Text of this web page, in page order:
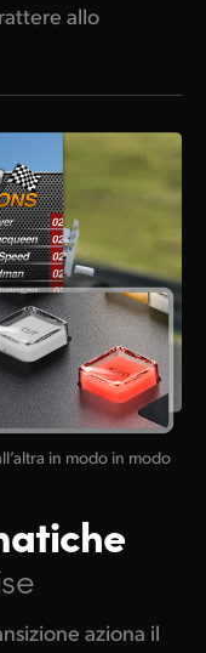
allo
in modo in modo
aziona il